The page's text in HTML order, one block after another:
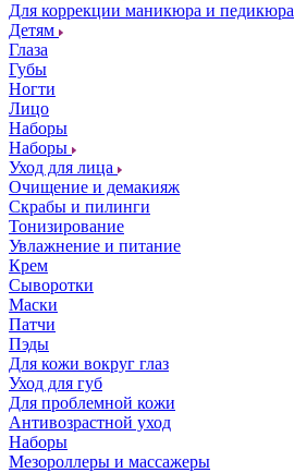
Для коррекции маникюра и педикюра
Детям
Глаза
Губы
Ногти
Лицо
Наборы
Наборы
Уход для лица
Очищение и демакияж
Скрабы и пилинги
Тонизирование
Увлажнение и питание
Крем
Сыворотки
Маски
Патчи
Пэды
Для кожи вокруг глаз
Уход для губ
Для проблемной кожи
Антивозрастной уход
Наборы
Мезороллеры и массажеры